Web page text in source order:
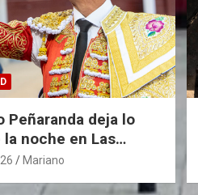
Peñaranda deja lo
noche en Las
Mariano